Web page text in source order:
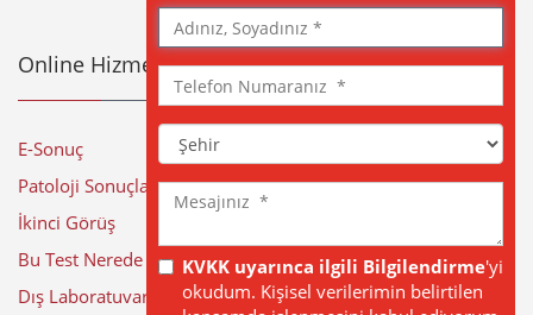
Adınız,
Soyadınız
Telefon
Numaranız
Şehir
Mesajınız
KVKK uyarınca ilgili Bilgilendirme'yi
okudum. Kişisel verilerimin belirtilen
Online Hizmetler
E-Sonuç
Patoloji Sonuçları
İkinci Görüş
Bu Test Nerede Yapılıyor?
Dış Laboratuvar Sonuçları